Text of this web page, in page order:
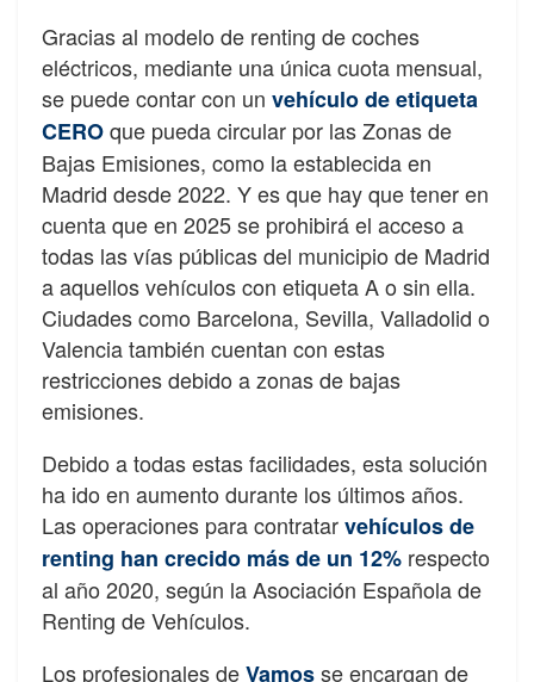
Gracias al modelo de renting de coches
eléctricos, mediante una única cuota mensual,
se puede contar con un vehículo de etiqueta
CEROque pueda circular por las Zonas de
Bajas Emisiones, como la establecida en
Madrid desde 2022. Y es que hay que tener en
cuenta que en 2025 se prohibirá el acceso a
todas las vías públicas del municipio de Madrid
a aquellos vehículos con etiqueta A o sin ella.
Ciudades como Barcelona, Sevilla, Valladolid o
Valencia también cuentan con estas
restricciones debido a zonas de bajas
emisiones.
Debido a todas estas facilidades, esta solución
ha ido en aumento durante los últimos años.
Las operaciones para contratarvehículos de
renting han crecido más de un 12% respecto
al año 2020, según la Asociación Española de
Renting de Vehículos.
Los profesionales deVamosse encargan de